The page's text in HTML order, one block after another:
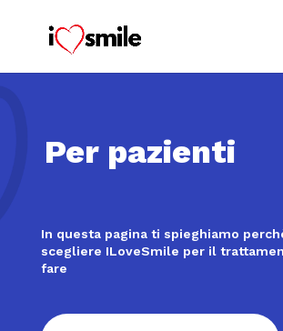
Per pazienti
In questa pagina ti spieghiamo
scegliere ILoveSmile per il
fare